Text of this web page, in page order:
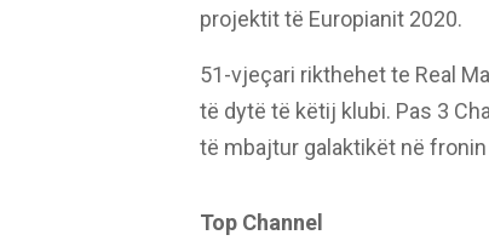
projektit të Europianit 2020.
51-vjeçari rikthehet te Real
të dytë të këtij klubi. Pas 3
të mbajtur galaktikët në
Top Channel